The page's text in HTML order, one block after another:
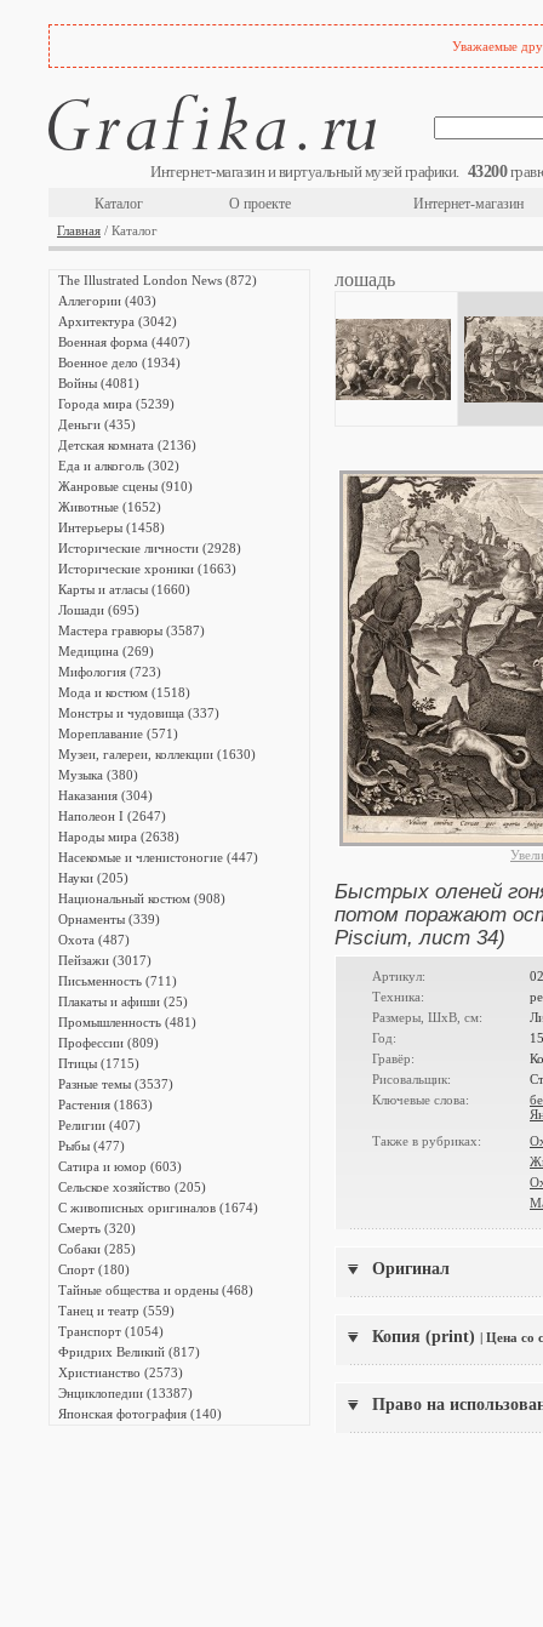
Уважаемые
Интернет-магазин и виртуальный музей графики. 43200
Каталог О проекте Интернет-магазин
Главная / Каталог
The Illustrated London News (872)
Аллегории (403)
Архитектура (3042)
Военная форма (4407)
Военное дело (1934)
Войны (4081)
Города мира (5239)
Деньги (435)
Детская комната (2136)
Еда и алкоголь (302)
Жанровые сцены (910)
Животные (1652)
Интерьеры (1458)
Исторические личности (2928)
Исторические хроники (1663)
Карты и атласы (1660)
Лошади (695)
Мастера гравюры (3587)
Медицина (269)
Мифология (723)
Мода и костюм (1518)
Монстры и чудовища (337)
Мореплавание (571)
Музеи, галереи, коллекции (1630)
Музыка (380)
Наказания (304)
Наполеон I (2647)
Народы мира (2638)
Насекомые и членистоногие (447)
Науки (205)
Национальный костюм (908)
Орнаменты (339)
Охота (487)
Пейзажи (3017)
Письменность (711)
Плакаты и афиши (25)
Промышленность (481)
Профессии (809)
Птицы (1715)
Разные темы (3537)
Растения (1863)
Религии (407)
Рыбы (477)
Сатира и юмор (603)
Сельское хозяйство (205)
С живописных оригиналов (1674)
Смерть (320)
Собаки (285)
Спорт (180)
Тайные общества и ордены (468)
Танец и театр (559)
Транспорт (1054)
Фридрих Великий (817)
Христианство (2573)
Энциклопедии (13387)
Японская фотография (140)
лошадь
Быстрых оленей
потом поражают
Piscium, лист 34)
Артикул:
Техника:
Размеры, ШxВ, см:
Год:
Гравёр:
Рисовальщик:
Ключевые слова:
Также в рубриках:
Оригинал
Копия (print) | Цена со
Право на